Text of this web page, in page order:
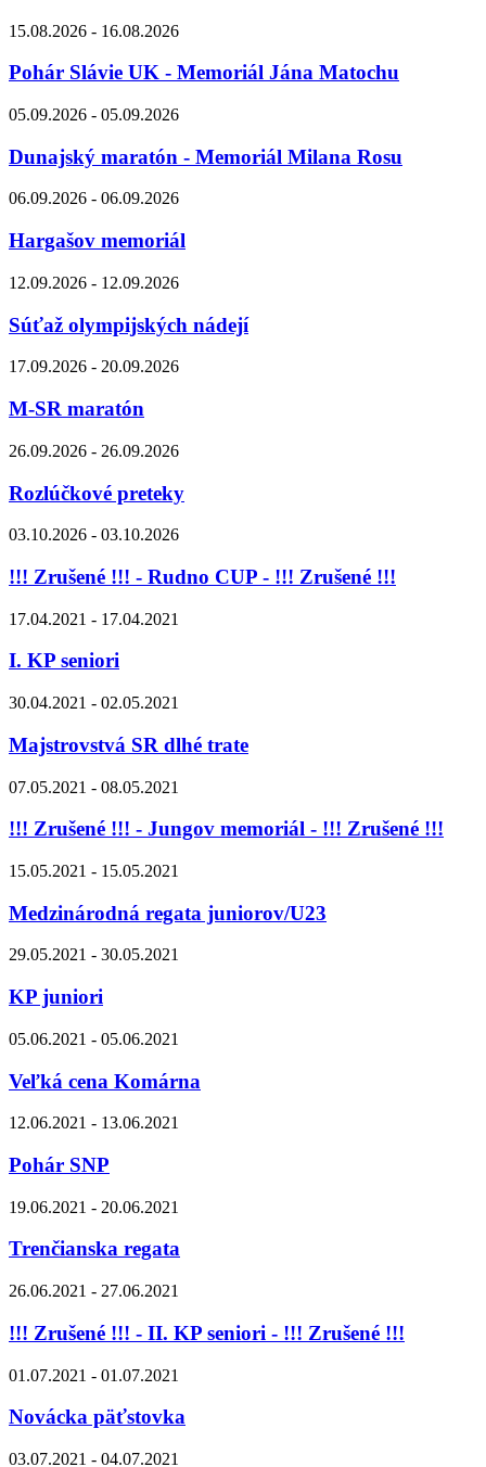
15.08.2026 - 16.08.2026
Pohár Slávie UK - Memoriál Jána Matochu
05.09.2026 - 05.09.2026
Dunajský maratón - Memoriál Milana Rosu
06.09.2026 - 06.09.2026
Hargašov memoriál
12.09.2026 - 12.09.2026
Súťaž olympijských nádejí
17.09.2026 - 20.09.2026
M-SR maratón
26.09.2026 - 26.09.2026
Rozlúčkové preteky
03.10.2026 - 03.10.2026
!!! Zrušené !!! - Rudno CUP - !!! Zrušené !!!
17.04.2021 - 17.04.2021
I. KP seniori
30.04.2021 - 02.05.2021
Majstrovstvá SR dlhé trate
07.05.2021 - 08.05.2021
!!! Zrušené !!! - Jungov memoriál - !!! Zrušené !!!
15.05.2021 - 15.05.2021
Medzinárodná regata juniorov/U23
29.05.2021 - 30.05.2021
KP juniori
05.06.2021 - 05.06.2021
Veľká cena Komárna
12.06.2021 - 13.06.2021
Pohár SNP
19.06.2021 - 20.06.2021
Trenčianska regata
26.06.2021 - 27.06.2021
!!! Zrušené !!! - II. KP seniori - !!! Zrušené !!!
01.07.2021 - 01.07.2021
Novácka päťstovka
03.07.2021 - 04.07.2021